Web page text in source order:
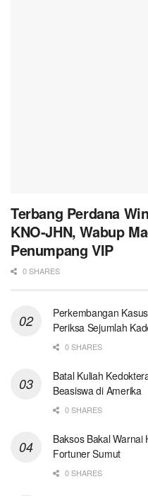
Terbang Perdana
KNO-JHN, Wabup
Penumpang VIP
0 SHARES
Perkembangan
Periksa Sejumlah
0 SHARES
Batal Kuliah
Beasiswa di Amerika
0 SHARES
Baksos Bakal
Fortuner Sumut
0 SHARES